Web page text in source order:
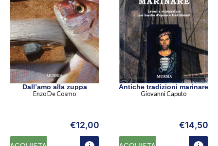
Dall’amo alla zuppa
Enzo De Cosmo
€12,00
Antiche tradizioni marinare
Giovanni Caputo
€14,50